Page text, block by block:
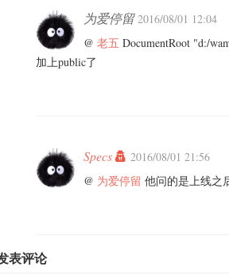
为爱停留2016/08/01 12:04
@ 老五 DocumentRoot "d:/
加上public了
Specs
2016/08/01 21:56
@ 为爱停留 他问的是上线之
表评论